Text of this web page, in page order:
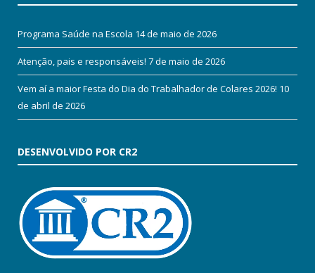
Programa Saúde na Escola 14 de maio de 2026
Atenção, pais e responsáveis! 7 de maio de 2026
Vem aí a maior Festa do Dia do Trabalhador de Colares 2026! 10
de abril de 2026
DESENVOLVIDO POR CR2